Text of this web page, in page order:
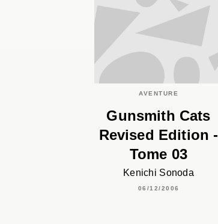
AVENTURE
Gunsmith Cats
Revised Edition -
Tome 03
Kenichi Sonoda
06/12/2006